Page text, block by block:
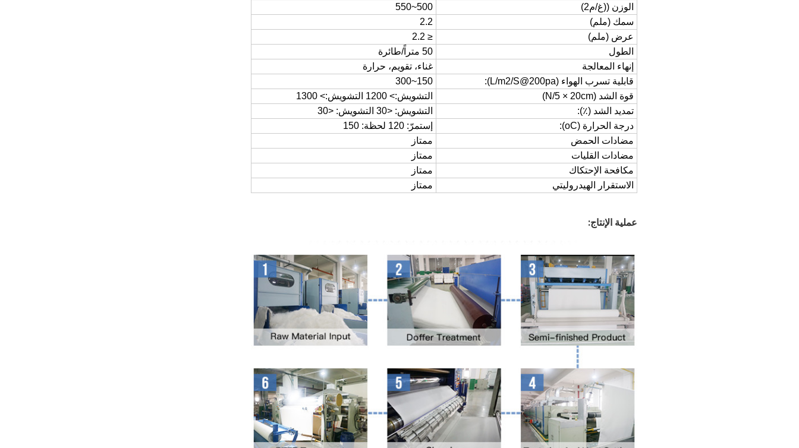
الوزن ((غ/م2)
500~550
سمك (ملم)
2.2
عرض (ملم)
≤ 2.2
الطول
50 متراً/طائرة
إنهاء المعالجة
غناء، تقويم، حرارة
قابلية تسرب الهواء (L/m2/S@200pa):
150~300
قوة الشد (N/5 × 20cm)
التشويش:> 1200 التشويش:> 1300
تمديد الشد (٪):
التشويش: <30 التشويش: <30
درجة الحرارة (oC):
إستمرّ: 120 لحظة: 150
مضادات الحمض
ممتاز
مضادات القليات
ممتاز
مكافحة الإحتكاك
ممتاز
الاستقرار الهيدروليتي
ممتاز
عملية الإنتاج: